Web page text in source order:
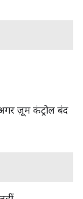
ज़ूम कंट्रोल बंद